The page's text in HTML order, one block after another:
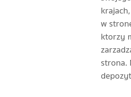
w
ktorzy
strona.